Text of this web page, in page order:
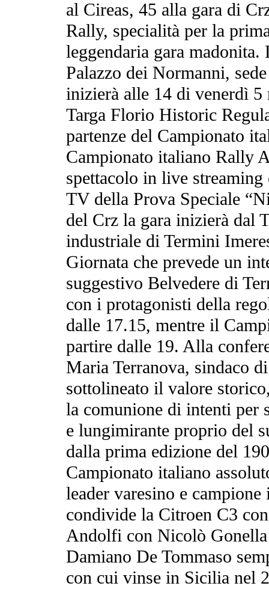
al Cireas, 45 alla gara di
Rally, specialità per la
leggendaria gara madonita.
Palazzo dei Normanni,
inizierà alle 14 di venerdì
Targa Florio Historic
partenze del Campionato
Campionato italiano Rally
spettacolo in live
TV della Prova Speciale
del Crz la gara inizierà dal
industriale di Termini
Giornata che prevede un
suggestivo Belvedere di
con i protagonisti della
dalle 17.15, mentre il
partire dalle 19. Alla
Maria Terranova, sindaco
sottolineato il valore
la comunione di intenti per
e lungimirante proprio del
dalla prima edizione del
Campionato italiano
leader varesino e
condivide la Citroen C3
Andolfi con Nicolò Gonella
Damiano De Tommaso
con cui vinse in Sicilia nel